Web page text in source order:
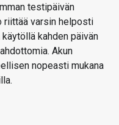
testipäivän
riittää varsin helposti
kahden päivän
Akun
nopeasti mukana